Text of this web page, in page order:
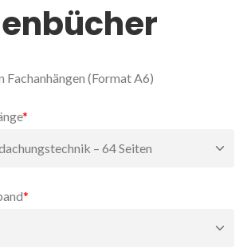
(Format A6)
*
*